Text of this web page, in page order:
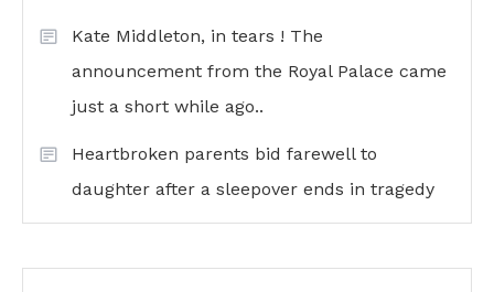
Kate Middleton, in tears ! The
announcement from the Royal Palace came
just a short while ago..
Heartbroken parents bid farewell to
daughter after a sleepover ends in tragedy